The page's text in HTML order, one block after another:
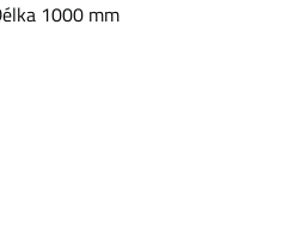
1000 mm